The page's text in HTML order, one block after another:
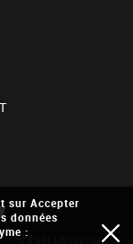
sur Accepter
données
: